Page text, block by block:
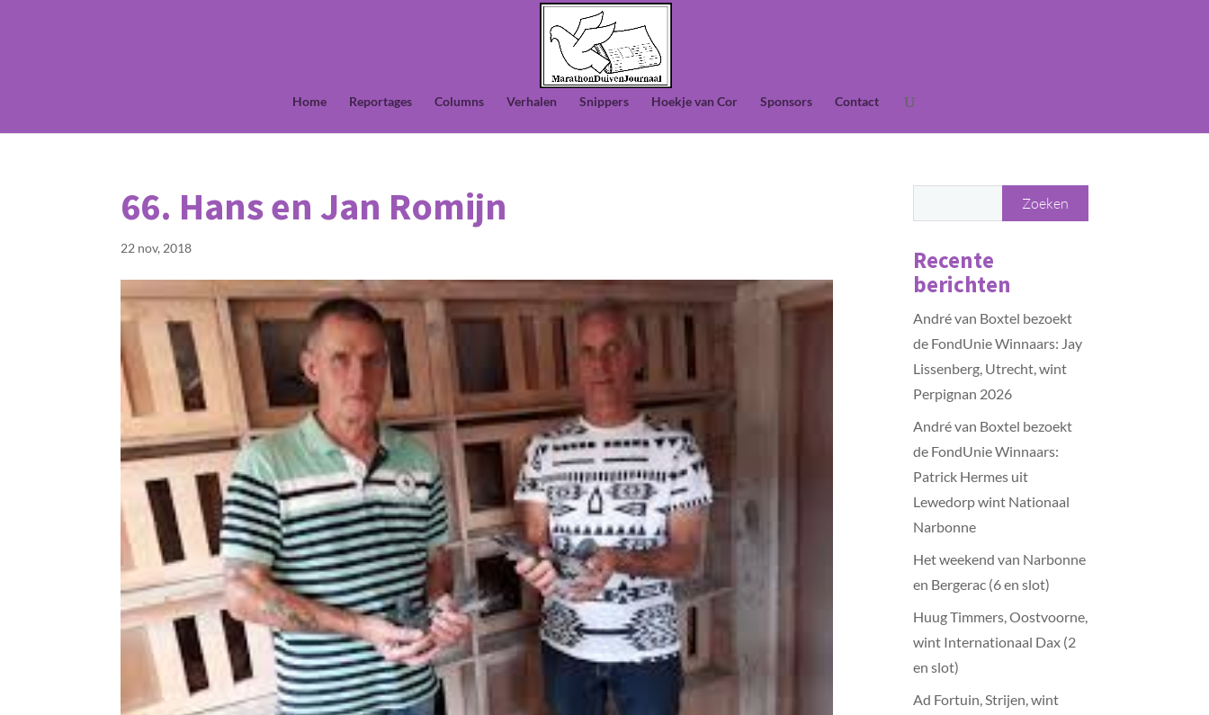
Home Reportages Columns Verhalen Snippers Hoekje van Cor Sponsors Contact
66. Hans en Jan Romijn
22 nov, 2018
Recente
berichten
André van Boxtel bezoekt
de FondUnie Winnaars: Jay
Lissenberg, Utrecht, wint
Perpignan 2026
André van Boxtel bezoekt
de FondUnie Winnaars:
Patrick Hermes uit
Lewedorp wint Nationaal
Narbonne
Het weekend van Narbonne
en Bergerac (6 en slot)
Huug Timmers, Oostvoorne,
wint Internationaal Dax (2
en slot)
Ad Fortuin, Strijen, wint